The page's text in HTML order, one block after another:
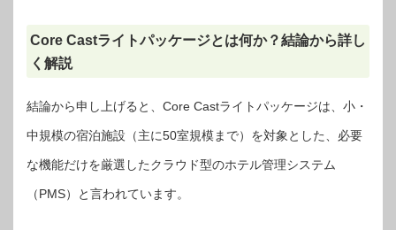
Core Castライトパッケージとは何か？結論から詳し
く解説
結論から申し上げると、Core Castライトパッケージは、小・
中規模の宿泊施設（主に50室規模まで）を対象とした、必要
な機能だけを厳選したクラウド型のホテル管理システム
（PMS）と言われています。